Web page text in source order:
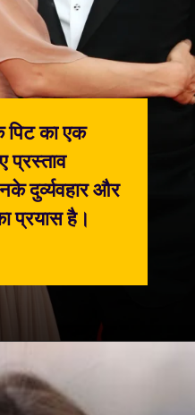
पिट का एक
प्रस्ताव
दुर्व्यवहार और
प्रयास है।